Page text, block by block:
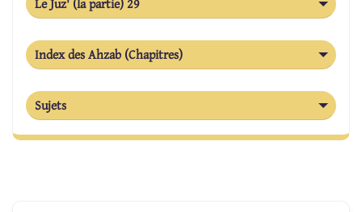
Le Juz' (la partie) 29
Index des Ahzab (Chapitres)
Sujets